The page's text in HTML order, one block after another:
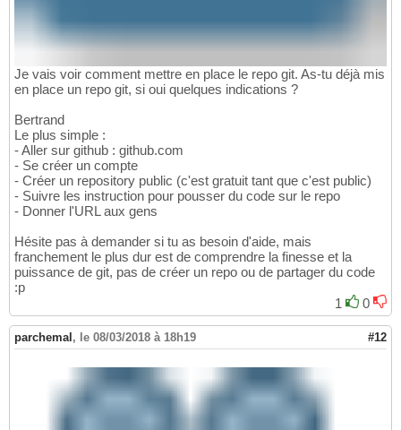
Je vais voir comment mettre en place le repo git. As-tu déjà mis
en place un repo git, si oui quelques indications ?
Bertrand
Le plus simple :
- Aller sur github : github.com
- Se créer un compte
- Créer un repository public (c'est gratuit tant que c'est public)
- Suivre les instruction pour pousser du code sur le repo
- Donner l'URL aux gens
Hésite pas à demander si tu as besoin d'aide, mais
franchement le plus dur est de comprendre la finesse et la
puissance de git, pas de créer un repo ou de partager du code
:p
1
0
parchemal , le 08/03/2018 à 18h19 #12